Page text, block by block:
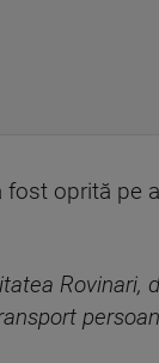
fost oprită pe
Rovinari,